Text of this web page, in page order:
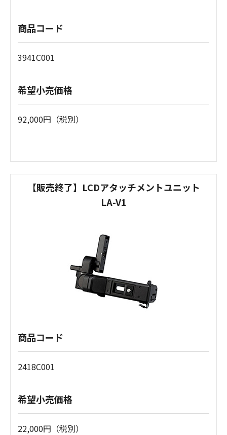
商品コード
3941C001
希望小売価格
92,000円（税別）
【販売終了】LCDアタッチメントユニット
LA-V1
商品コード
2418C001
希望小売価格
22,000円（税別）